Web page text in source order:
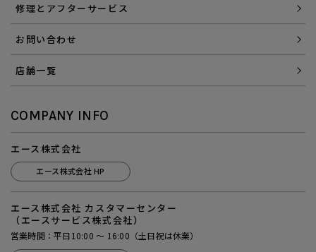
修理とアフターサービス
お問い合わせ
店舗一覧
COMPANY INFO
エース株式会社
エース株式会社 HP
エース株式会社 カスタマーセンター
（エースサービス株式会社）
営業時間：平日10:00 ～ 16:00（土日祝は休業）